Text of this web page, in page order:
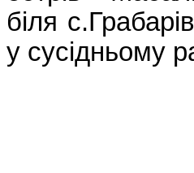
біля
у сусідньому